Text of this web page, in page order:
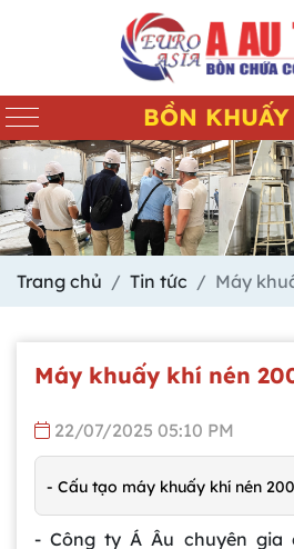
BỒN
Trang chủ Tin tức Máy
Máy khuấy khí nén
22/07/2025 05:10 PM
- Cấu tạo máy khuấy khí nén
- Công ty Á Âu chuyên gia